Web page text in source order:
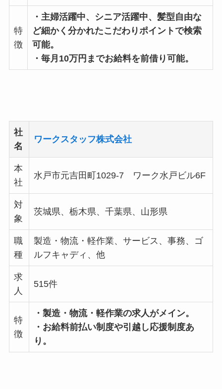
特
徴
・主婦活躍中、シニア活躍中、髪型自由な
ど細かく分かれたこだわりポイントで検索
可能。
・毎月10万円までお給料を前借り可能。
社
名
ワークスタッフ株式会社
本
社
水戸市元吉田町1029-7 ワーク水戸ビル6F
対
象
茨城県、栃木県、千葉県、山形県
職
種
製造・物流・軽作業、サービス、事務、ゴ
ルフキャディ、他
求
人
515件
特
徴
・製造・物流・軽作業の求人がメイン。
・お給料前払い制度や引越し応援制度あ
り。